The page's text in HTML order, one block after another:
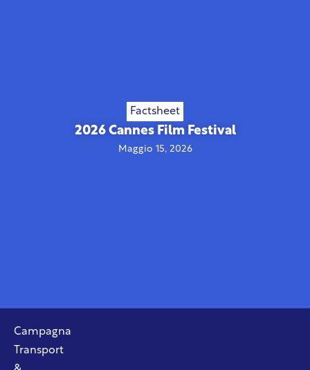
Factsheet
2026 Cannes Film Festival
Maggio 15, 2026
Campagna
Transport